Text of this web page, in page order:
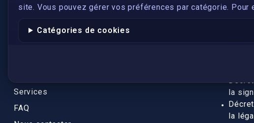
site. Vous pouvez gérer vos préférences par catégorie. Pour
Catégories de cookies
Qui sommes-nous ?
Conformité
Services
FAQ
pays
la
la